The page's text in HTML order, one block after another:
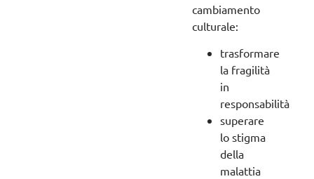
cambiamento
culturale:
trasformare
la fragilità
in
responsabilità
superare
lo stigma
della
malattia